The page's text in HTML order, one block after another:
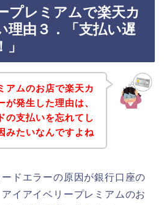
プレミアムで楽天カ
理由３．「支払い遅
アムのお店で楽天カ
が発生した理由は、
の支払いを忘れてし
みたいなんですよね
ドエラーの原因が銀行口座の
イアイベリープレミアムのお